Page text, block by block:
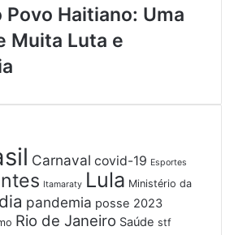
Povo Haitiano: Uma
Muita Luta e
Carnaval covid-19 Esportes
Itamaraty Lula Ministério da
pandemia posse 2023
Rio de Janeiro Saúde stf